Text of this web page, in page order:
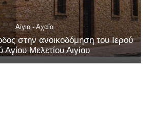
Αίγιο - Αχαΐα
στην ανοικοδόμηση του Ιερού
Αγίου Μελετίου Αιγίου